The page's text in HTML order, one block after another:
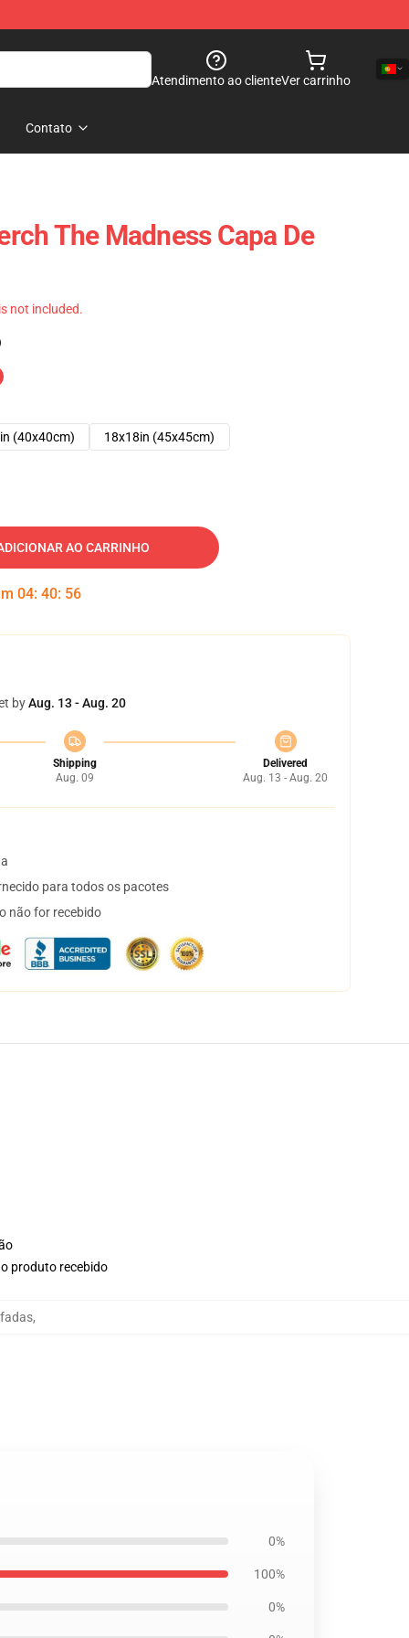
Atendimento ao clienteVer carrinho
Contato
The Madness Capa De
not included.
(40x40cm)
18x18in (45x45cm)
AO CARRINHO
04: 40: 55
byAug. 13 - Aug. 20
Shipping
Aug. 09
Delivered
Aug. 13 - Aug. 20
para todos os pacotes
não for recebido
produto recebido
,
0%
100%
0%